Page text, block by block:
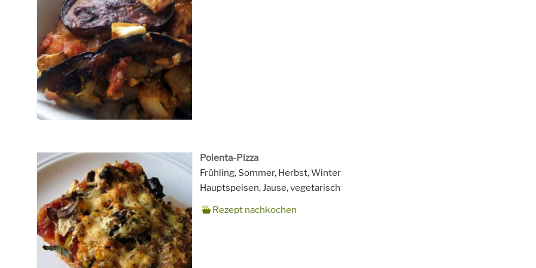
Polenta-Pizza
Zubereitungszeit
60 Minuten
Rezept
für
4 Personen
Saison
Frühling, Sommer, Herbst, Winter
Schlagworte
Hauptspeisen, Jause,vegetarisch
Rezept nachkochen